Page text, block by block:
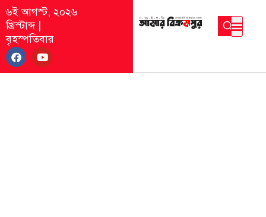
৬ই আগস্ট, ২০২৬
খ্রিস্টাব্দ|
বৃহস্পতিবার